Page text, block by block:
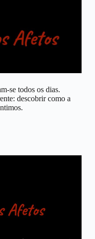
se todos os dias.
descobrir como a